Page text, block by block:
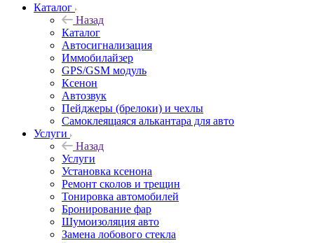
Каталог
Назад
Каталог
Автосигнализация
Иммобилайзер
GPS/GSM модуль
Ксенон
Автозвук
Пейджеры (брелоки) и чехлы
Самоклеящаяся алькантара для авто
Услуги
Назад
Услуги
Установка ксенона
Ремонт сколов и трещин
Тонировка автомобилей
Бронирование фар
Шумоизоляция авто
Замена лобового стекла